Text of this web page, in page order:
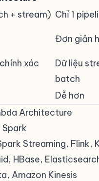
+ stream) Chỉ 1
Đơn giản
xác
Dữ liệu
batch
Dễ hơn
Architecture
Streaming, Flink,
HBase,
Amazon Kinesis